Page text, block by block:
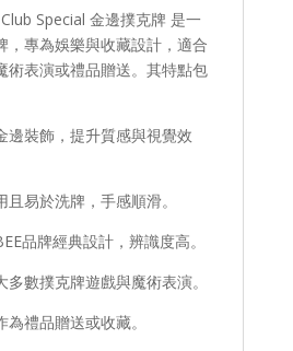
Special 金邊撲克牌 是一
，專為娛樂與收藏設計，適合
術表演或禮品贈送。其特點包
邊裝飾，提升質感與視覺效
易於洗牌，手感順滑。
品牌經典設計，辨識度高。
數撲克牌遊戲與魔術表演。
禮品贈送或收藏。